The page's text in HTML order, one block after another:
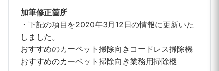
加筆修正箇所
・下記の項目を2020年3月12日の情報に更新いた
しました。
おすすめのカーペット掃除向きコードレス掃除機
おすすめのカーペット掃除向き業務用掃除機